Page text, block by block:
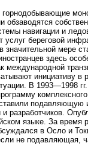
обзаводятся
навигации и
услуг береговой
мере
здесь
международной
инициативу
В 1993—1998
подавляющую
и разработчиков.
языке. За время
в Осло и
не подавляющая,